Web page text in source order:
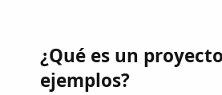
¿Qué es un
ejemplos?